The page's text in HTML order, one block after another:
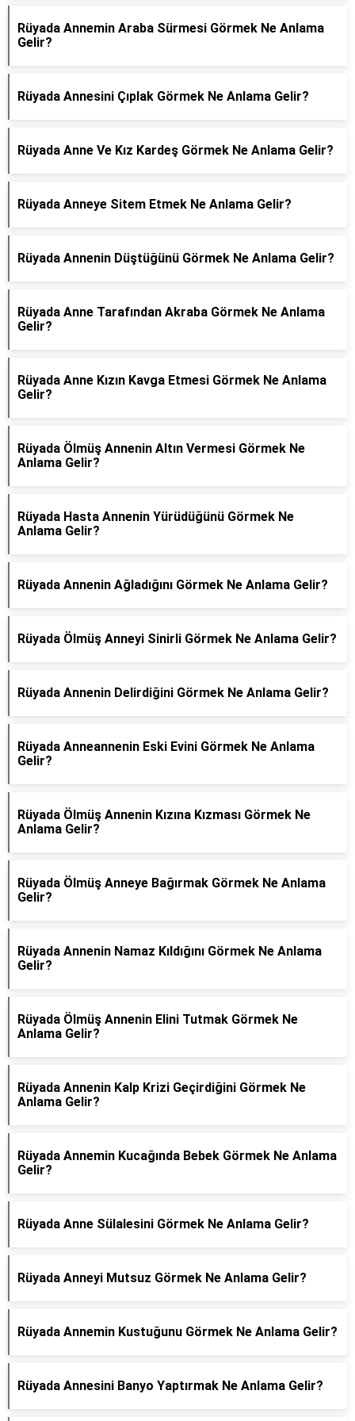
Rüyada Annemin Araba Sürmesi Görmek Ne Anlama
Gelir?
Rüyada Annesini Çıplak Görmek Ne Anlama Gelir?
Rüyada Anne Ve Kız Kardeş Görmek Ne Anlama Gelir?
Rüyada Anneye Sitem Etmek Ne Anlama Gelir?
Rüyada Annenin Düştüğünü Görmek Ne Anlama Gelir?
Rüyada Anne Tarafından Akraba Görmek Ne Anlama
Gelir?
Rüyada Anne Kızın Kavga Etmesi Görmek Ne Anlama
Gelir?
Rüyada Ölmüş Annenin Altın Vermesi Görmek Ne
Anlama Gelir?
Rüyada Hasta Annenin Yürüdüğünü Görmek Ne
Anlama Gelir?
Rüyada Annenin Ağladığını Görmek Ne Anlama Gelir?
Rüyada Ölmüş Anneyi Sinirli Görmek Ne Anlama Gelir?
Rüyada Annenin Delirdiğini Görmek Ne Anlama Gelir?
Rüyada Anneannenin Eski Evini Görmek Ne Anlama
Gelir?
Rüyada Ölmüş Annenin Kızına Kızması Görmek Ne
Anlama Gelir?
Rüyada Ölmüş Anneye Bağırmak Görmek Ne Anlama
Gelir?
Rüyada Annenin Namaz Kıldığını Görmek Ne Anlama
Gelir?
Rüyada Ölmüş Annenin Elini Tutmak Görmek Ne
Anlama Gelir?
Rüyada Annenin Kalp Krizi Geçirdiğini Görmek Ne
Anlama Gelir?
Rüyada Annemin Kucağında Bebek Görmek Ne Anlama
Gelir?
Rüyada Anne Sülalesini Görmek Ne Anlama Gelir?
Rüyada Anneyi Mutsuz Görmek Ne Anlama Gelir?
Rüyada Annemin Kustuğunu Görmek Ne Anlama Gelir?
Rüyada Annesini Banyo Yaptırmak Ne Anlama Gelir?